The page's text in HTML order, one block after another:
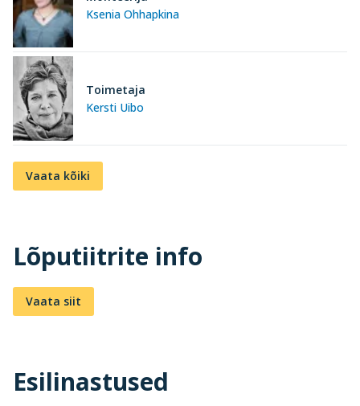
Ksenia Ohhapkina
Kersti Uibo
Toimetaja
Vaata kõiki
Lõputiitrite info
Vaata siit
Esilinastused